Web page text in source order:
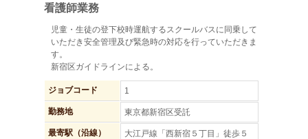
看護師業務
児童・生徒の登下校時運航するスクールバスに同乗して
いただき安全管理及び緊急時の対応を行っていただきま
す。
新宿区ガイドラインによる。
ジョブコード 1
勤務地 東京都新宿区受託
最寄駅（沿線）
大江戸線「西新宿５丁目」徒歩５